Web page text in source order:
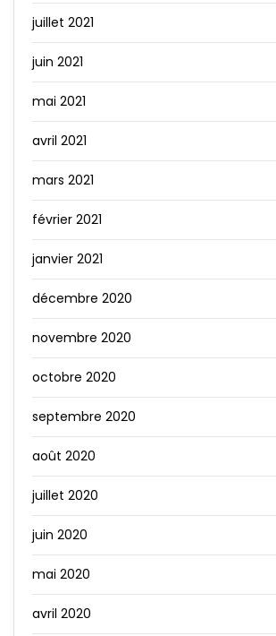
juillet 2021
juin 2021
mai 2021
avril 2021
mars 2021
février 2021
janvier 2021
décembre 2020
novembre 2020
octobre 2020
septembre 2020
août 2020
juillet 2020
juin 2020
mai 2020
avril 2020